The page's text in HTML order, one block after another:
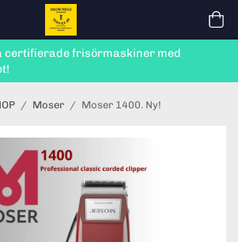
certifierade frisörmaskiner med
/ Moser / Moser 1400. Ny!